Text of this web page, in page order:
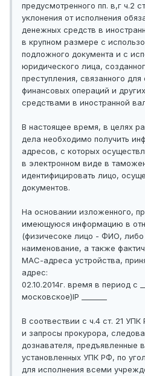
предусмотренного пп. в,г ч.2
уклонения от исполнения
денежных средств в
в крупном размере с
подложного документа и с
юридического лица,
преступления, связанного
финансовых операций и
средствами в иностранной
В настоящее время, в целях
дела необходимо получить
адресов, с которых
в электронном виде в
идентифицировать лицо,
документов.
На основании изложенного,
имеющуюся информацию в
(физичесоке лицо - ФИО,
наименование, а также
МАС-адреса устройства,
адрес:
02.10.2014г. время в период с
московское)IP _______
В соотвествии с ч.4 ст. 21
и запросы прокурора,
дознавателя, предъявленные
установленных УПК РФ, по
для исполнения всеми